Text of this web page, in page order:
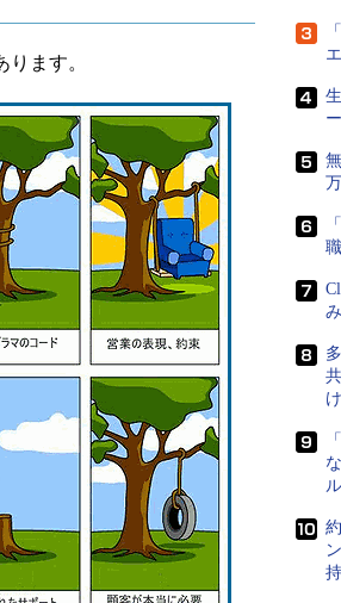
ます。